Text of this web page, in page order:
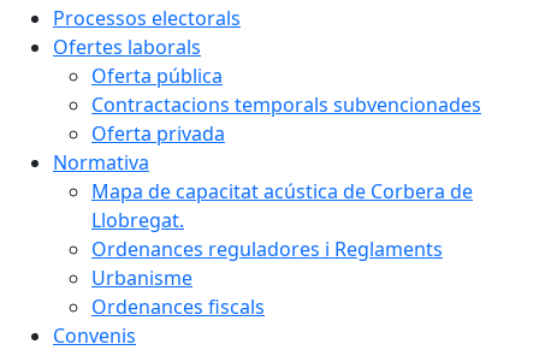
Processos electorals
Ofertes laborals
Oferta pública
Contractacions temporals subvencionades
Oferta privada
Normativa
Mapa de capacitat acústica de Corbera de
Llobregat.
Ordenances reguladores i Reglaments
Urbanisme
Ordenances fiscals
Convenis